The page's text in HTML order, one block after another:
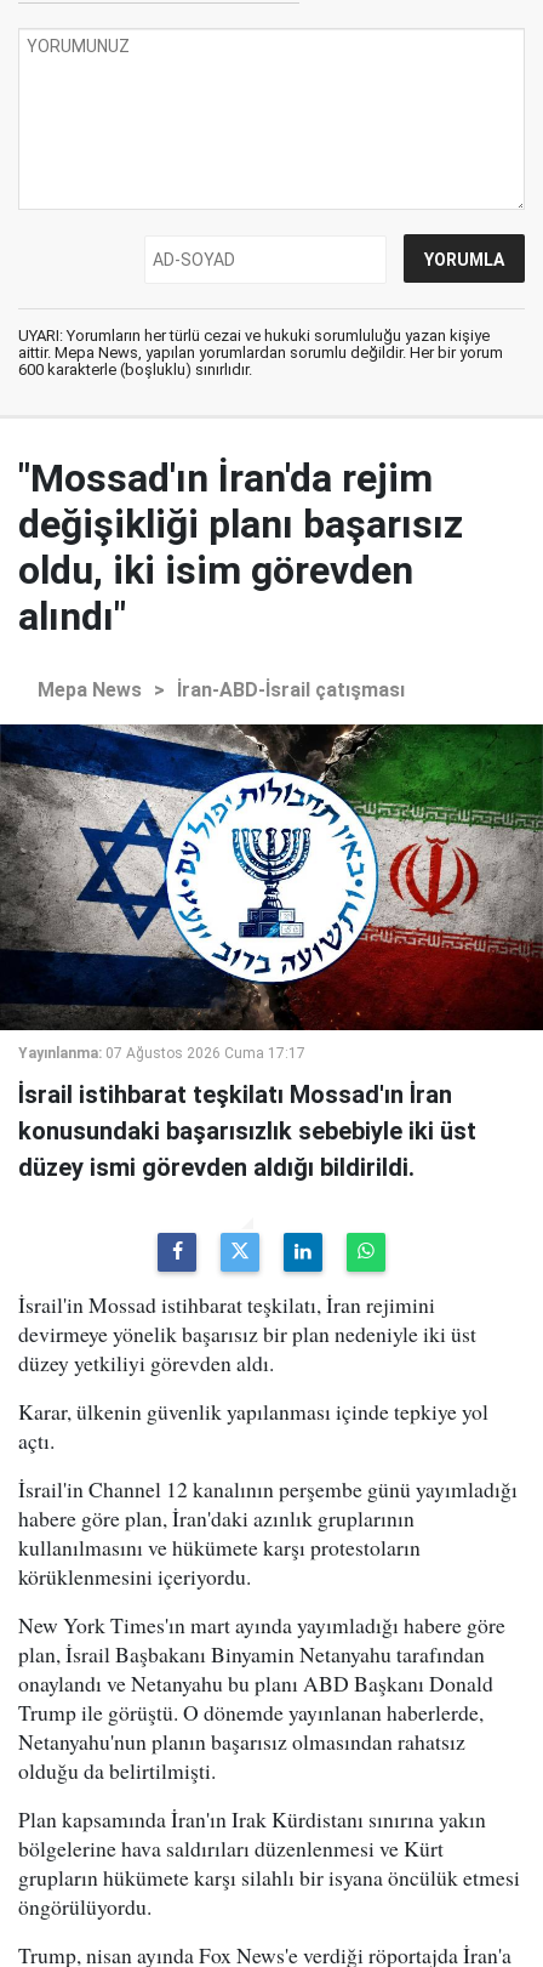
UYARI: Yorumların her türlü cezai ve hukuki sorumluluğu yazan kişiye
aittir. Mepa News, yapılan yorumlardan sorumlu değildir. Her bir yorum
600 karakterle (boşluklu) sınırlıdır.
"Mossad'ın İran'da rejim
değişikliği planı başarısız
oldu, iki isim görevden
alındı"
Mepa News > İran-ABD-İsrail çatışması
Yayınlanma: 07 Ağustos 2026 Cuma 17:17
İsrail istihbarat teşkilatı Mossad'ın İran
konusundaki başarısızlık sebebiyle iki üst
düzey ismi görevden aldığı bildirildi.
İsrail'in Mossad istihbarat teşkilatı, İran rejimini
devirmeye yönelik başarısız bir plan nedeniyle iki üst
düzey yetkiliyi görevden aldı.
Karar, ülkenin güvenlik yapılanması içinde tepkiye yol
açtı.
İsrail'in Channel 12 kanalının perşembe günü yayımladığı
habere göre plan, İran'daki azınlık gruplarının
kullanılmasını ve hükümete karşı protestoların
körüklenmesini içeriyordu.
New York Times'ın mart ayında yayımladığı habere göre
plan, İsrail Başbakanı Binyamin Netanyahu tarafından
onaylandı ve Netanyahu bu planı ABD Başkanı Donald
Trump ile görüştü. O dönemde yayınlanan haberlerde,
Netanyahu'nun planın başarısız olmasından rahatsız
olduğu da belirtilmişti.
Plan kapsamında İran'ın Irak Kürdistanı sınırına yakın
bölgelerine hava saldırıları düzenlenmesi ve Kürt
grupların hükümete karşı silahlı bir isyana öncülük etmesi
öngörülüyordu.
Trump, nisan ayında Fox News'e verdiği röportajda İran'a